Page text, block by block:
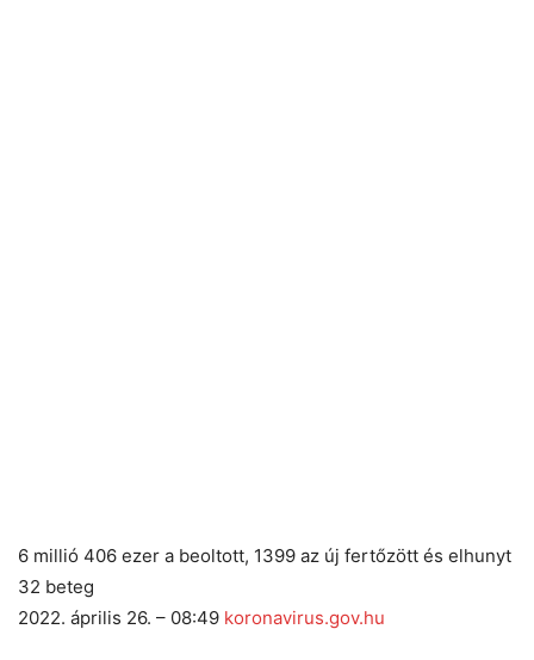
6 millió 406 ezer a beoltott, 1399 az új fertőzött és elhunyt
32 beteg
2022. április 26. – 08:49 koronavirus.gov.hu